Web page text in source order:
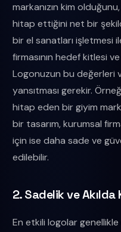
markanızın kim
hitap ettiğini net bir
bir el sanatları işletmesi
firmasının hedef kitlesi
Logonuzun bu değerleri
yansıtması gerekir.
hitap eden bir giyim
bir tasarım, kurumsal
için ise daha sade ve
edilebilir.
2. Sadelik ve Akılda
En etkili logolar genellikle